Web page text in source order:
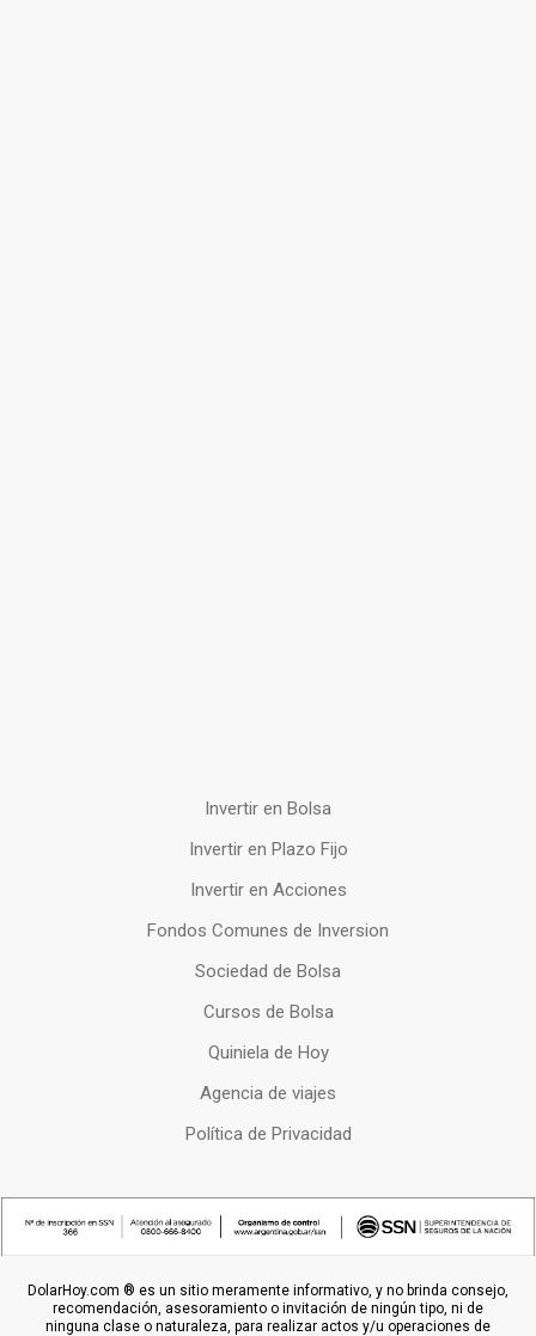
Invertir en Bolsa
Invertir en Plazo Fijo
Invertir en Acciones
Fondos Comunes de Inversion
Sociedad de Bolsa
Cursos de Bolsa
Quiniela de Hoy
Agencia de viajes
Política de Privacidad
DolarHoy.com ® es un sitio meramente informativo, y no brinda consejo,
recomendación, asesoramiento o invitación de ningún tipo, ni de
ninguna clase o naturaleza, para realizar actos y/u operaciones de